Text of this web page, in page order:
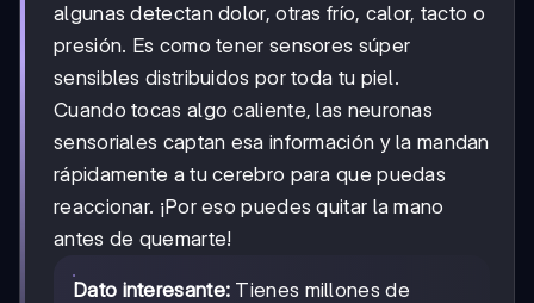
algunas detectan dolor, otras frío, calor, tacto o
presión. Es como tener sensores súper
sensibles distribuidos por toda tu piel.
Cuando tocas algo caliente, las neuronas
sensoriales captan esa información y la mandan
rápidamente a tu cerebro para que puedas
reaccionar. ¡Por eso puedes quitar la mano
antes de quemarte!
Dato interesante: Tienes millones de